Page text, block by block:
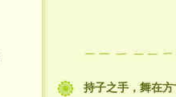
持子之手，舞在